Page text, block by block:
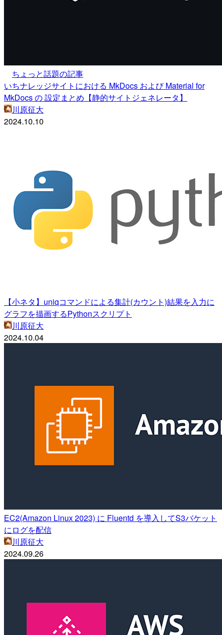
ちょっと話題の記事
いちナレッジサイトにおける MkDocs および Material for
MkDocs の 設定まとめ【静的サイトジェネレータ】
川原征大
2024.10.10
【小ネタ】uniqコマンドによる集計(カウント)結果を入力に
グラフを描画するPythonスクリプト
川原征大
2024.10.04
EC2(Amazon Linux 2023) に Fluentd を導入してS3バケット
にログを配信
川原征大
2024.09.26